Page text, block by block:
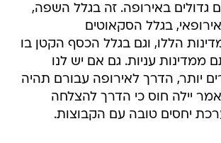
גדולים באירופה. זה בגלל השפה,
בגלל הסקאוטים
הללו, וגם בגלל הכסף הקטן בו
ממדינות עניות. גם אם יש לנו
יותר, הדרך לאירופה עבורם תהיה
יילה חוס כי הדרך להצלחה
יחסים טובה עם הקבוצות.